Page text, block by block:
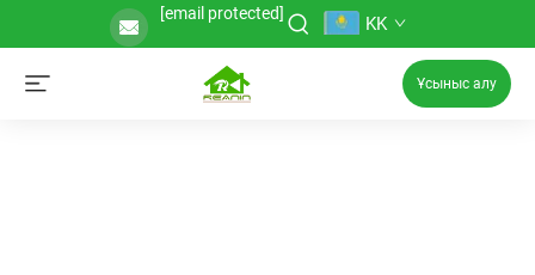
[email protected] KK
Ұсыныс алу